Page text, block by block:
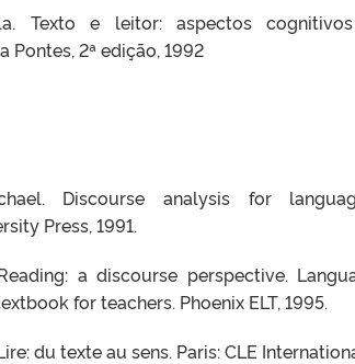
Texto e leitor: aspectos
Pontes, 2ª edição, 1992
Discourse analysis for
Press, 1991.
a discourse perspective.
for teachers. Phoenix ELT, 1995.
du texte au sens. Paris: CLE